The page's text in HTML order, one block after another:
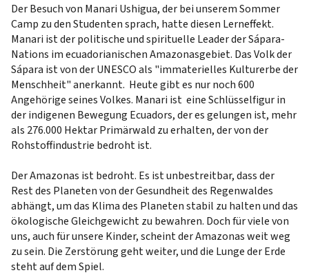
Der Besuch von Manari Ushigua, der bei unserem Sommer
Camp zu den Studenten sprach, hatte diesen Lerneffekt.
Manari ist der politische und spirituelle Leader der Sápara-
Nations im ecuadorianischen Amazonasgebiet. Das Volk der
Sápara ist von der UNESCO als "immaterielles Kulturerbe der
Menschheit" anerkannt. Heute gibt es nur noch 600
Angehörige seines Volkes. Manari ist eine Schlüsselfigur in
der indigenen Bewegung Ecuadors, der es gelungen ist, mehr
als 276.000 Hektar Primärwald zu erhalten, der von der
Rohstoffindustrie bedroht ist.
Der Amazonas ist bedroht. Es ist unbestreitbar, dass der
Rest des Planeten von der Gesundheit des Regenwaldes
abhängt, um das Klima des Planeten stabil zu halten und das
ökologische Gleichgewicht zu bewahren. Doch für viele von
uns, auch für unsere Kinder, scheint der Amazonas weit weg
zu sein. Die Zerstörung geht weiter, und die Lunge der Erde
steht auf dem Spiel.